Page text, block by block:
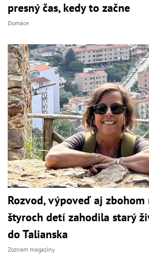
presný čas, kedy to začne
Domáce
Rozvod, výpoveď aj
štyroch detí zahodila starý
do Talianska
Zoznam magazíny